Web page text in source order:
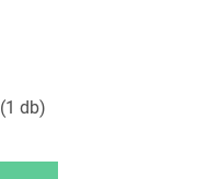
(1 db)